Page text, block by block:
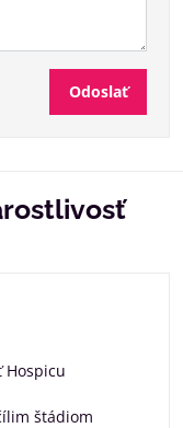
Odoslať
Hospicu
štádiom